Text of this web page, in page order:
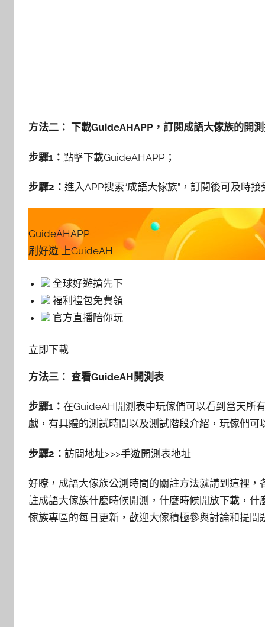
方法二： 下載GuideAHAPP，訂閱成語大傢族的開
步驟1： 點擊下載GuideAHAPP；
步驟2： 進入APP搜索“成語大傢族”，訂閱後可及時
GuideAHAPP
刷好遊 上GuideAH
全球好遊搶先下
福利禮包免費領
官方直播陪你玩
立即下載
方法三： 查看GuideAH開測表
步驟1： 在GuideAH開測表中玩傢們可以看到當天所
戲，有具體的測試時間以及測試階段介紹，玩傢們
步驟2： 訪問地址>>>手遊開測表地址
好瞭，成語大傢族公測時間的關註方法就講到這裡
註成語大傢族什麼時候開測，什麼時候開放下載，
傢族專區的每日更新，歡迎大傢積極參與討論和提問